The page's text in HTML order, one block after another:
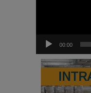
00:00